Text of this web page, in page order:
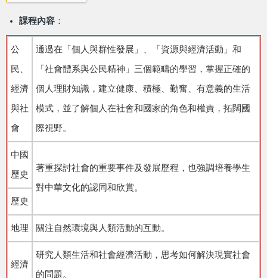
課程內容：
公
民、
經濟
與社
會
通過在「個人與群性發展」、「資源與經濟活動」和
「社會體系與公民精神」三個範疇的學習，掌握正確的
個人理財知識，建立健康、積極、勤奮、有意義的生活
模式，並了解個人在社會和國家的角色和權責，拓闊國
際視野。
中國
歷史
著重探討社會的重要事件及發展歷程，也強調培養學生
對中華文化的認同和欣賞。
歷史
地理 關注自然環境與人類活動的互動。
經濟
研究人類生活和社會經濟活動，思考如何解決現實社會
的問題。